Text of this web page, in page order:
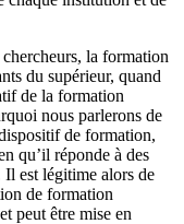
la formation
du supérieur, quand
de la formation
nous parlerons de
de formation,
qu’il réponde à des
Il est légitime alors de
de formation
peut être mise en